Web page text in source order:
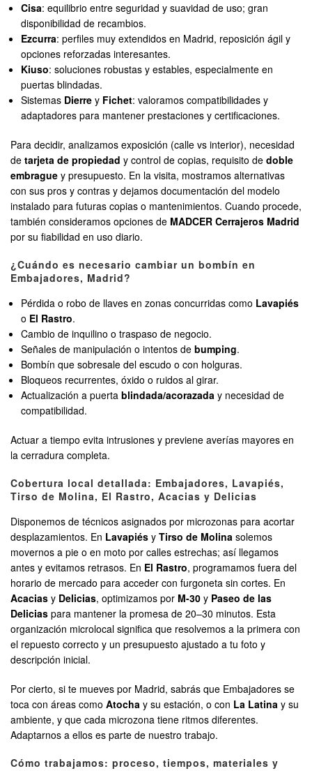
Cisa: equilibrio entre seguridad y suavidad de uso; gran
disponibilidad de recambios.
Ezcurra: perfiles muy extendidos en Madrid, reposición ágil y
opciones reforzadas interesantes.
Kiuso: soluciones robustas y estables, especialmente en
puertas blindadas.
Sistemas Dierre y Fichet: valoramos compatibilidades y
adaptadores para mantener prestaciones y certificaciones.
Para decidir, analizamos exposición (calle vs interior), necesidad
de tarjeta de propiedad y control de copias, requisito de doble
embrague y presupuesto. En la visita, mostramos alternativas
con sus pros y contras y dejamos documentación del modelo
instalado para futuras copias o mantenimientos. Cuando procede,
también consideramos opciones de MADCER Cerrajeros Madrid
por su fiabilidad en uso diario.
¿Cuándo es necesario cambiar un bombín en
Embajadores, Madrid?
Pérdida o robo de llaves en zonas concurridas como Lavapiés
o El Rastro.
Cambio de inquilino o traspaso de negocio.
Señales de manipulación o intentos debumping.
Bombín que sobresale del escudo o con holguras.
Bloqueos recurrentes, óxido o ruidos al girar.
Actualización a puertablindada/acorazada y necesidad de
compatibilidad.
Actuar a tiempo evita intrusiones y previene averías mayores en
la cerradura completa.
Cobertura local detallada: Embajadores, Lavapiés,
Tirso de Molina, El Rastro, Acacias y Delicias
Disponemos de técnicos asignados por microzonas para acortar
desplazamientos. En Lavapiés y Tirso de Molina solemos
movernos a pie o en moto por calles estrechas; así llegamos
antes y evitamos retrasos. En El Rastro, programamos fuera del
horario de mercado para acceder con furgoneta sin cortes. En
Acacias y Delicias, optimizamos por M-30 y Paseo de las
Delicias para mantener la promesa de 20–30 minutos. Esta
organización microlocal significa que resolvemos a la primera con
el repuesto correcto y un presupuesto ajustado a tu foto y
descripción inicial.
Por cierto, si te mueves por Madrid, sabrás que Embajadores se
toca con áreas como Atocha y su estación, o con La Latina y su
ambiente, y que cada microzona tiene ritmos diferentes.
Adaptarnos a ellos es parte de nuestro trabajo.
Cómo trabajamos: proceso, tiempos, materiales y